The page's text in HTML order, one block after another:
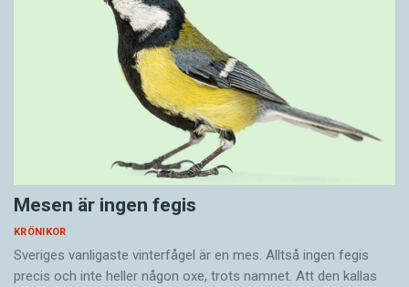
Mesen är ingen fegis
KRÖNIKOR
Sveriges vanligaste vinterfågel är en mes. Alltså ingen fegis
precis och inte heller någon oxe, trots namnet. Att den kallas